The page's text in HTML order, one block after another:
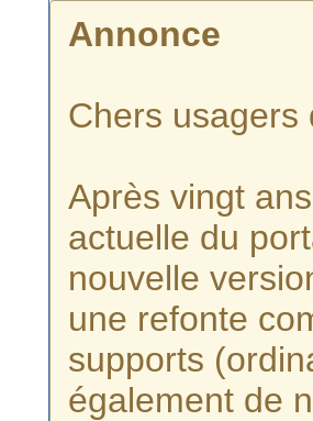
Annonce
Chers usagers
Après vingt
actuelle du
nouvelle
une refonte
supports
également de